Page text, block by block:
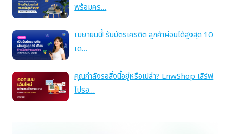
พร้อมคร…
เมษายนนี้! รับบัตรเครดิต ลูกค้าผ่อนได้สูงสุด 10
เด…
คุณกำลังรอสิ่งนี้อยู่หรือเปล่า? LnwShop เสิร์ฟ
โปรอ…